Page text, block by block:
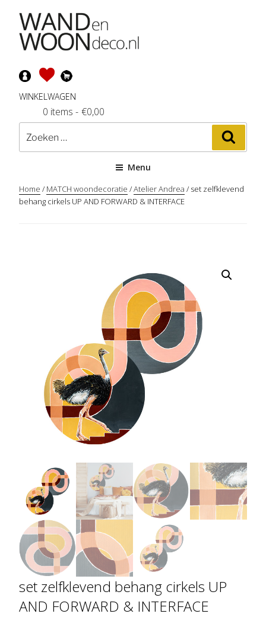
inhoud
WINKELWAGEN
- €0,00
0 items
Zoeken
naar:
Menu
Home / MATCH woondecoratie /Atelier Andrea / set zelfklevend
behang cirkels UP AND FORWARD & INTERFACE
set zelfklevend behang cirkels UP
AND FORWARD & INTERFACE